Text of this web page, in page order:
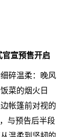
宣预售开启
碎温柔：晚风
菜的烟火日
帐篷前对视的
与预告后半段